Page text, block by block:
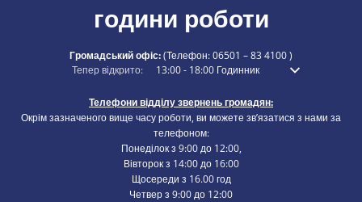
години роботи
Громадський офіс:(Телефон:06501 – 83 4100)
Натисніть, щоб приховати додатковий час відкриття або
Тепер відкрито: 13:00-18:00Годинник З 13:00 до 18:00
Телефони відділу звернень громадян:
Окрім зазначеного вище часу роботи, ви можете зв’язатися з нами за
телефоном:
Понеділок з 9:00 до 12:00,
Вівторок з 14:00 до 16:00
Щосереди з 16.00 год
Четвер з 9:00 до 12:00